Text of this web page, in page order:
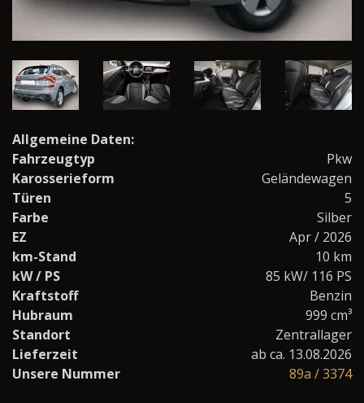
Allgemeine Daten:
Fahrzeugtyp
Pkw
Karosserieform
Geländewagen
Türen
5
Farbe
Silber
EZ
Apr / 2026
km-Stand
10 km
kW / PS
85 kW/ 116 PS
Kraftstoff
Benzin
Hubraum
999 cm³
Standort
Zentrallager
Lieferzeit
ab ca. 13.08.2026
Unsere Nummer
89a / 3374